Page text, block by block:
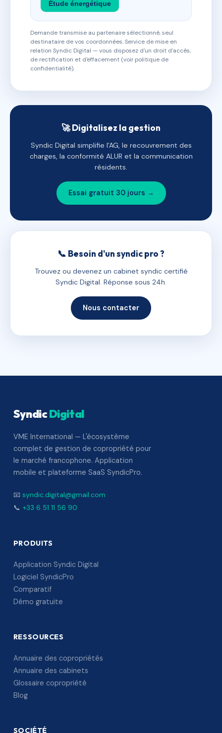
Étude énergétique
Demande transmise au partenaire sélectionné, seul
destinataire de vos coordonnées. Service de mise en
relation Syndic Digital — vous disposez d'un droit d'accès,
de rectification et d'effacement (voir politique de
confidentialité).
🚀 Digitalisez la gestion
Syndic Digital simplifie l'AG, le recouvrement des
charges, la conformité ALUR et la communication
résidents.
Essai gratuit 30 jours →
📞 Besoin d'un syndic pro ?
Trouvez ou devenez un cabinet syndic certifié
Syndic Digital. Réponse sous 24h.
Nous contacter
SyndicDigital
VME International — L'écosystème
complet de gestion de copropriété pour
le marché francophone. Application
mobile et plateforme SaaS SyndicPro.
📧 syndic.digital@gmail.com
📞 +33 6 51 11 56 90
PRODUITS
Application Syndic Digital
Logiciel SyndicPro
Comparatif
Démo gratuite
RESSOURCES
Annuaire des copropriétés
Annuaire des cabinets
Glossaire copropriété
Blog
SOCIÉTÉ